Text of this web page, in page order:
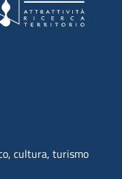
cultura, turismo